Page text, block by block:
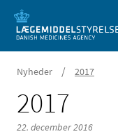
Nyheder / 2017
2017
22. december 2016